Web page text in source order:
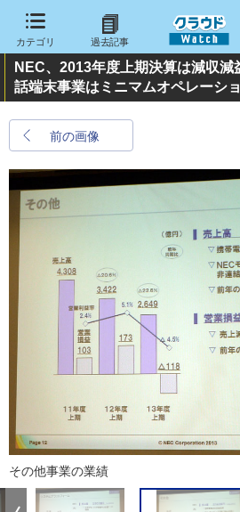
カテゴリ 過去記事
NEC、2013年度上期決算は減収
話端末事業はミニマムオペレーシ
前の画像
その他事業の業績